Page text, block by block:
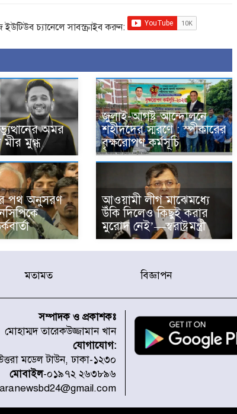
ইউটিউব চ্যানেলে সাবস্ক্রাইব করুন:
অমর
মীর মুগ্ধ
জুলাই-আগষ্ট আন্দোলনে
শহীদদের স্মরণে : স্পীকারের
বৃক্ষরোপণ কর্মসূচি
পথ অনুসরণ
আওয়ামী লীগ মাঝেমধ্যে
উঁকি দিলেও কিছুই করার
মুরোদ নেই’—স্বরাষ্ট্রমন্ত্রী
মতামত বিজ্ঞাপন
সম্পাদক ও প্রকাশকঃ
মোহাম্মদ তারেকউজ্জামান খান
যোগাযোগ:
মডেল টাউন, ঢাকা-১২৩০
মোবাইল-০১৯৭২ ২৬৩৮৯৬